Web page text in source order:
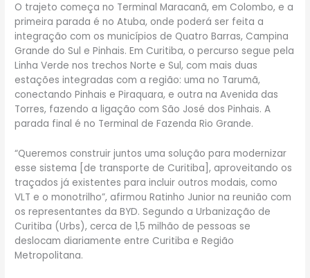
O trajeto começa no Terminal Maracanã, em Colombo, e a
primeira parada é no Atuba, onde poderá ser feita a
integração com os municípios de Quatro Barras, Campina
Grande do Sul e Pinhais. Em Curitiba, o percurso segue pela
Linha Verde nos trechos Norte e Sul, com mais duas
estações integradas com a região: uma no Tarumã,
conectando Pinhais e Piraquara, e outra na Avenida das
Torres, fazendo a ligação com São José dos Pinhais. A
parada final é no Terminal de Fazenda Rio Grande.
“Queremos construir juntos uma solução para modernizar
esse sistema [de transporte de Curitiba], aproveitando os
traçados já existentes para incluir outros modais, como
VLT e o monotrilho”, afirmou Ratinho Junior na reunião com
os representantes da BYD. Segundo a Urbanização de
Curitiba (Urbs), cerca de 1,5 milhão de pessoas se
deslocam diariamente entre Curitiba e Região
Metropolitana.